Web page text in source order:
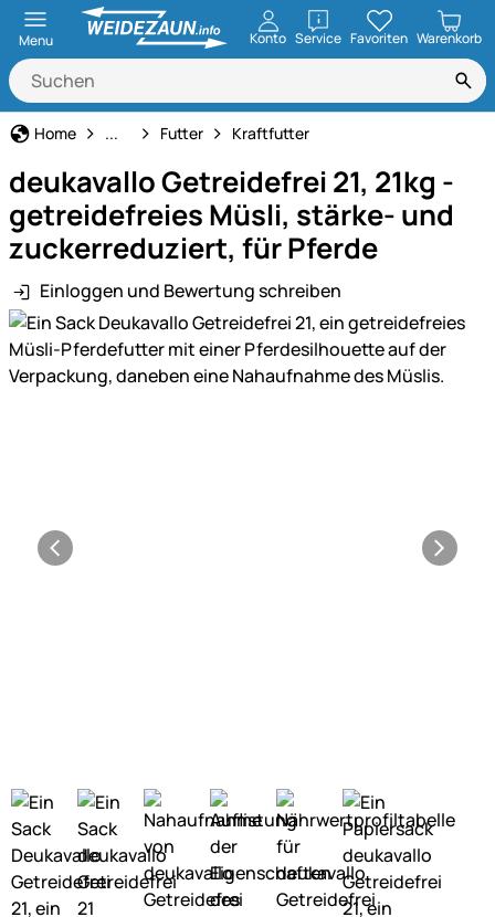
Menu Konto ServiceöffnenFavoriten Warenkorb
Home Pferdehaltung
... Futter Kraftfutter
deukavallo Getreidefrei 21, 21kg -
getreidefreies Müsli, stärke- und
zuckerreduziert, für Pferde
Einloggen und Bewertung schreiben
Produktgalerie